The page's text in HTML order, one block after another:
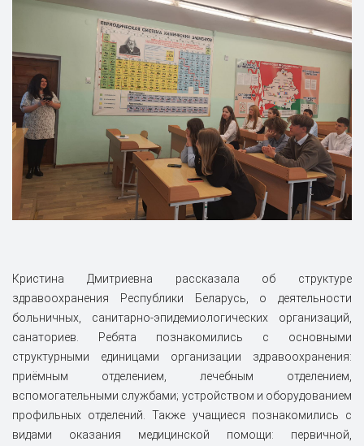
Кристина Дмитриевна рассказала об структуре
здравоохранения Республики Беларусь, о деятельности
больничных, санитарно-эпидемиологических организаций,
санаториев. Ребята познакомились с основными
структурными единицами организации здравоохранения:
приёмным отделением, лечебным отделением,
вспомогательными службами; устройством и оборудованием
профильных отделений. Также учащиеся познакомились с
видами оказания медицинской помощи: первичной,